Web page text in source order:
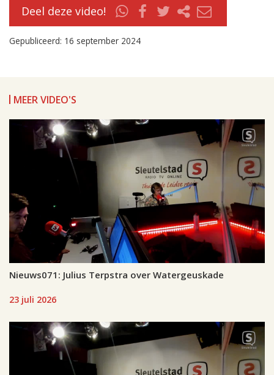
Deel deze video!
Gepubliceerd: 16 september 2024
MEER VIDEO'S
Nieuws071: Julius Terpstra over Watergeuskade
23 juli 2026